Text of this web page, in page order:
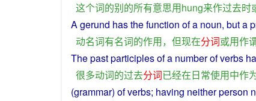
这个词的别的所有意思用hung来作过去时
A gerund has thefunction of a noun, buta
动名词有名词的作用， 但现在分词或用作
Thepastparticiplesofa number ofverbs
很多动词的过去分词已经在日常使用中作
(grammar) ofverbs; having neitherperson